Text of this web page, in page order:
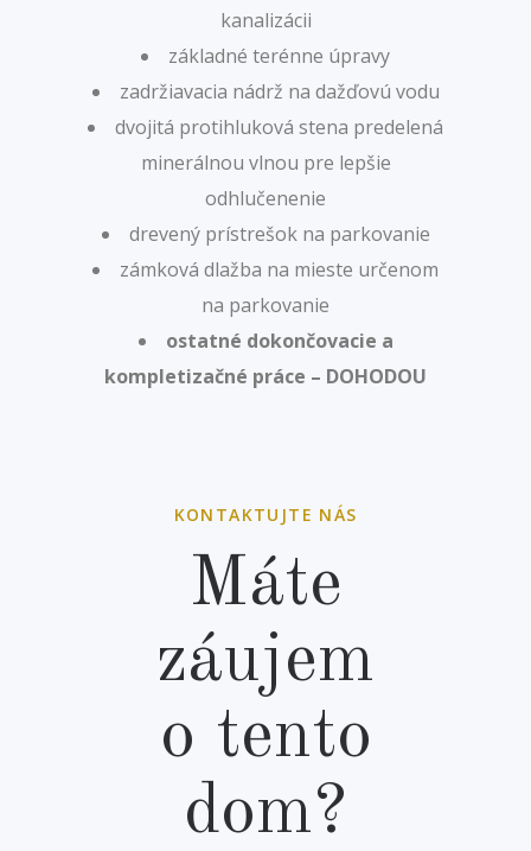
kanalizácii
základné terénne úpravy
zadržiavacia nádrž na dažďovú vodu
dvojitá protihluková stena predelená
minerálnou vlnou pre lepšie
odhlučenenie
drevený prístrešok na parkovanie
zámková dlažba na mieste určenom
na parkovanie
ostatné dokončovacie a
kompletizačné práce – DOHODOU
KONTAKTUJTE NÁS
Máte
záujem
o tento
dom?